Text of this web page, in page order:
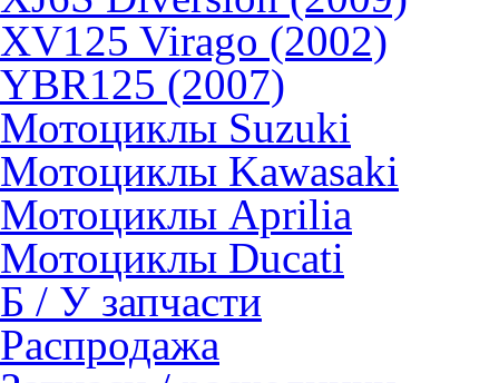
XV125 Virago (2002)
YBR125 (2007)
Мотоциклы Suzuki
Мотоциклы Kawasaki
Мотоциклы Aprilia
Мотоциклы Ducati
Б / У запчасти
Распродажа